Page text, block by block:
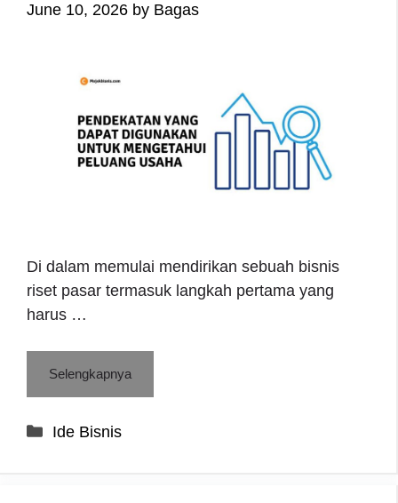
June 10, 2026 by Bagas
Di dalam memulai mendirikan sebuah bisnis
riset pasar termasuk langkah pertama yang
harus …
Selengkapnya
Categories
Ide Bisnis